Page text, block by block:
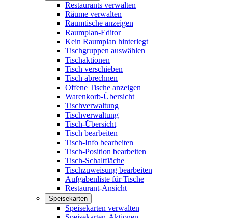
Restaurants verwalten
Räume verwalten
Raumtische anzeigen
Raumplan-Editor
Kein Raumplan hinterlegt
Tischgruppen auswählen
Tischaktionen
Tisch verschieben
Tisch abrechnen
Offene Tische anzeigen
Warenkorb-Übersicht
Tischverwaltung
Tischverwaltung
Tisch-Übersicht
Tisch bearbeiten
Tisch-Info bearbeiten
Tisch-Position bearbeiten
Tisch-Schaltfläche
Tischzuweisung bearbeiten
Aufgabenliste für Tische
Restaurant-Ansicht
Speisekarten
Speisekarten verwalten